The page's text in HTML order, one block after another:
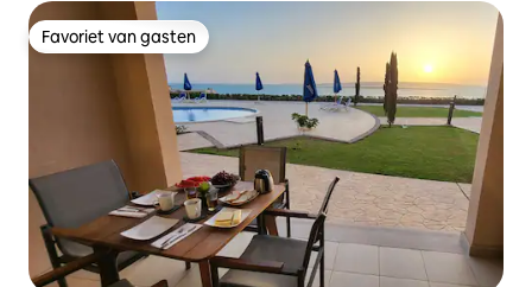
Favoriet van gasten
Favoriet van gasten